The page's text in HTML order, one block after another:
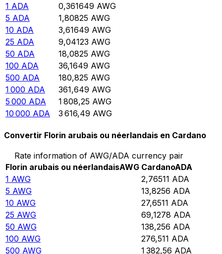
1 ADA 0,361649 AWG
5 ADA 1,80825 AWG
10 ADA 3,61649 AWG
25 ADA 9,04123 AWG
50 ADA 18,0825 AWG
100 ADA 36,1649 AWG
500 ADA 180,825 AWG
1 000 ADA 361,649 AWG
5 000 ADA 1 808,25 AWG
10 000 ADA 3 616,49 AWG
Convertir Florin arubais ou néerlandais en Cardano
Rate information of AWG/ADA currency pair
Florin arubais ou néerlandaisAWG CardanoADA
1 AWG 2,76511 ADA
5 AWG 13,8256 ADA
10 AWG 27,6511 ADA
25 AWG 69,1278 ADA
50 AWG 138,256 ADA
100 AWG 276,511 ADA
500 AWG 1 382,56 ADA